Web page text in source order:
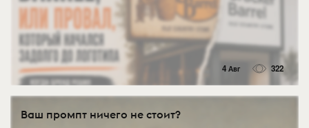
4 Авг 322
Ваш промпт ничего не стоит?